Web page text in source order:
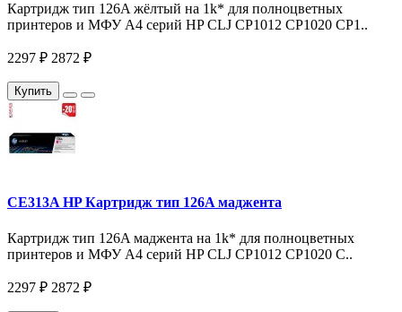
Картридж тип 126A жёлтый на 1k* для полноцветных
принтеров и МФУ A4 серий HP CLJ CP1012 CP1020 CP1..
2297 ₽ 2872 ₽
Купить
CE313A HP Картридж тип 126A маджента
Картридж тип 126A маджента на 1k* для полноцветных
принтеров и МФУ A4 серий HP CLJ CP1012 CP1020 C..
2297 ₽ 2872 ₽